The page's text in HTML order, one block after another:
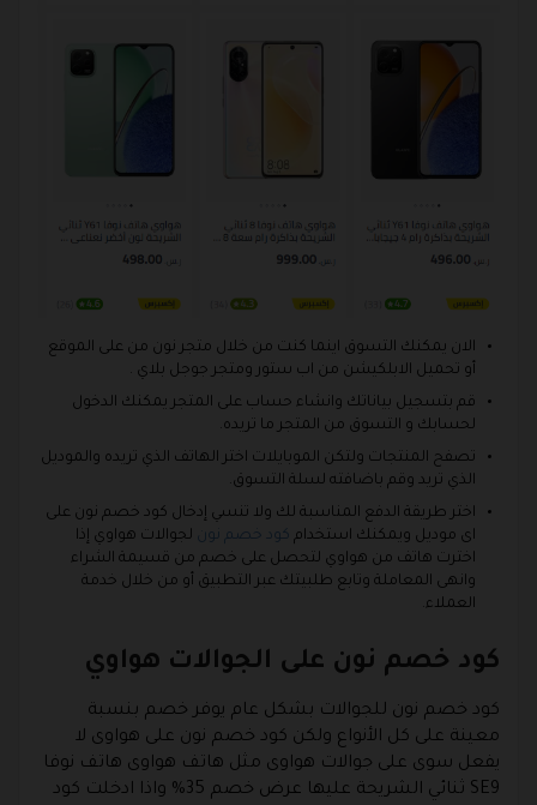
الان يمكنك التسوق اينما كنت من خلال متجر نون من على الموقع
أو تحميل الابلكيشن من اب ستور ومتجر جوجل بلاي .
قم بتسجيل بياناتك وانشاء حساب على المتجر يمكنك الدخول
لحسابك و التسوق من المتجر ما تريده.
تصفح المنتجات ولتكن الموبايلات اختر الهاتف الذي تريده والموديل
الذي تريد وقم باضافته لسلة التسوق.
اختر طريقة الدفع المناسبة لك ولا تنسي إدخال كود خصم نون على
اى موديل ويمكنك استخدام كود خصم نون لجوالات هواوي إذا
اخترت هاتف من هواوي لتحصل على خصم من قسيمة الشراء
وانهى المعاملة وتابع طلبيتك عبر التطبيق أو من خلال خدمة
العملاء.
كود خصم نون على الجوالات هواوي
كود خصم نون للجوالات بشكل عام يوفر خصم بنسبة
معينة على كل الأنواع ولكن كود خصم نون على هواوى لا
يفعل سوى على جوالات هواوى مثل هاتف هواوى هاتف نوفا
SE9 ثنائي الشريحة عليها عرض خصم 35% واذا ادخلت كود